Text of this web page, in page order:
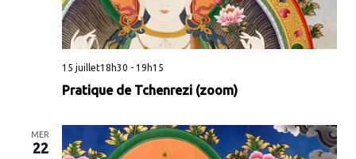
Pratique de Tchenrezi (zoom)
15 juillet18h30 - 19h15
MER
22